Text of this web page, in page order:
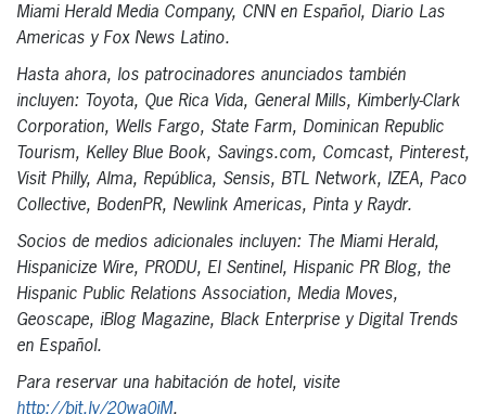
Miami Herald Media Company, CNN en Español, Diario Las
Americas y Fox News Latino.
Hasta ahora, los patrocinadores anunciados también
incluyen: Toyota, Que Rica Vida, General Mills, Kimberly-Clark
Corporation, Wells Fargo, State Farm, Dominican Republic
Tourism, Kelley Blue Book, Savings.com, Comcast, Pinterest,
Visit Philly, Alma, República, Sensis, BTL Network, IZEA, Paco
Collective, BodenPR, Newlink Americas, Pinta y Raydr.
Socios de medios adicionales incluyen: The Miami Herald,
Hispanicize Wire, PRODU, El Sentinel, Hispanic PR Blog, the
Hispanic Public Relations Association, Media Moves,
Geoscape, iBlog Magazine, Black Enterprise y Digital Trends
en Español.
Para reservar una habitación de hotel, visite
http://bit.ly/20wa0iM.